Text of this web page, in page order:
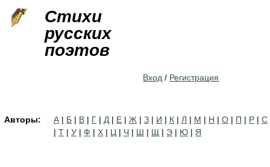
Стихи
русских
поэтов
Вход / Регистрация
Авторы: А | Б | В | Г | Д | Е | Ж | З | И | К | Л | М | Н | О | П | Р | С
| Т | У | Ф | Х | Ц | Ч | Ш | Щ | Э | Ю | Я